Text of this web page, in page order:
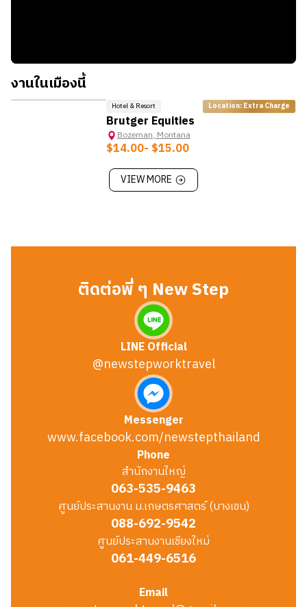
งานในเมืองนี้
Hotel & Resort Location: Extra Charge
Brutger Equities
Bozeman,Montana
$14.00- $15.00
VIEW MORE
ติดต่อพี่ ๆ New Step
Messenger
www.facebook.com/newstepthailand
LINE Official
@newstepworktravel
Phone
สำนักงานใหญ่
063-535-9463
ศูนย์ประสานงาน ม.เกษตรศาสตร์ (บางเขน)
088-692-9542
ศูนย์ประสานงานเชียงใหม่
061-449-6516
Email